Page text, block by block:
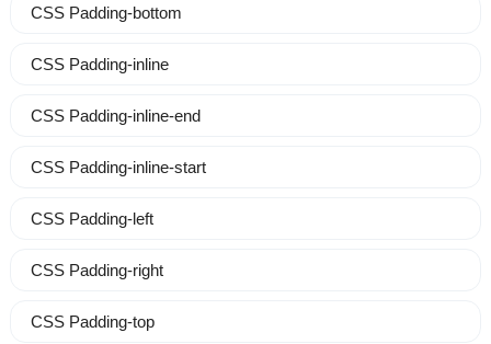
CSS Padding-bottom
CSS Padding-inline
CSS Padding-inline-end
CSS Padding-inline-start
CSS Padding-left
CSS Padding-right
CSS Padding-top